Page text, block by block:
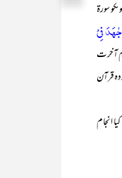
سورۃ
فِیۡ
آخرت
قرآن
انجام